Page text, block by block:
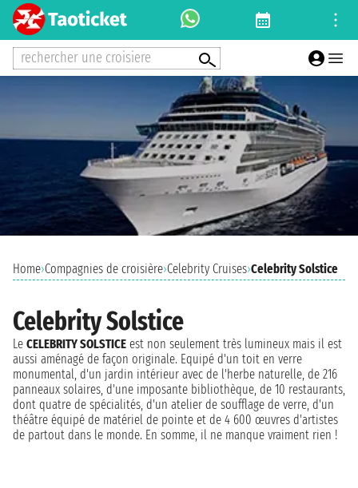
rechercher une croisiere
Home›Compagnies de croisière›Celebrity Cruises›Celebrity Solstice
Celebrity Solstice
Le CELEBRITY SOLSTICE est non seulement très lumineux mais il est
aussi aménagé de façon originale. Equipé d'un toit en verre
monumental, d'un jardin intérieur avec de l'herbe naturelle, de 216
panneaux solaires, d'une imposante bibliothèque, de 10 restaurants,
dont quatre de spécialités, d'un atelier de soufflage de verre, d'un
théâtre équipé de matériel de pointe et de 4 600 œuvres d'artistes
de partout dans le monde. En somme, il ne manque vraiment rien !